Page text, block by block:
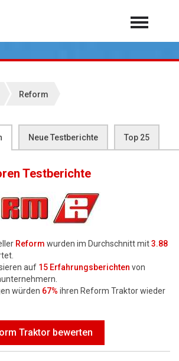
Home
Feldhäcksler
Rundballenpressen
Großpackenpressen
Hoflader
Rasentraktoren
Motorsägen
Hoflader
Jetzt Bewerten
7.000 Testberichte
aus der Landwirtschaft
Reform
Neue Testberichte Top 25
Testberichte
Reform wurden im Durchschnitt mit3.88
auf 15 Erfahrungsberichten von
würden 67% ihren Reform Traktor wieder
Traktor bewerten